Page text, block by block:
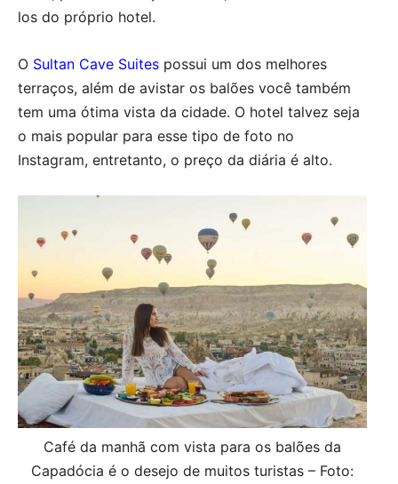
los do próprio hotel.
O Sultan Cave Suites possui um dos melhores
terraços, além de avistar os balões você também
tem uma ótima vista da cidade. O hotel talvez seja
o mais popular para esse tipo de foto no
Instagram, entretanto, o preço da diária é alto.
Café da manhã com vista para os balões da
Capadócia é o desejo de muitos turistas – Foto: